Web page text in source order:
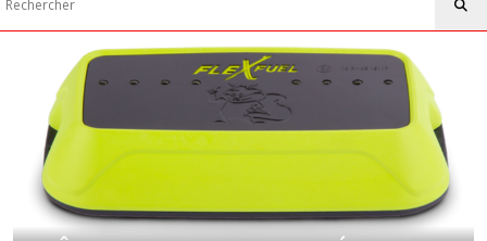
CARTOGRAPHIE
ÉTHANOL
(2)
PERFORMANCE
MOTEUR
(1)